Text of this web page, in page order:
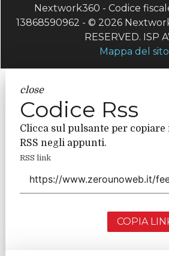
Nextwork360 - Codice
13868590962 - © 2026
RESERVED. ISP
Mappa del sito
close
Codice Rss
Clicca sul pulsante per
RSS negli appunti.
RSS link
COPIA